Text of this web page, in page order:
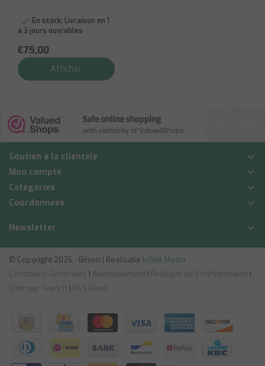
En stock: Livraison en 1
à 3 jours ouvrables
€75,00
Afficher
Soutien à la clientèle
Mon compte
Catégories
Coordonnées
Newsletter
© Copyright 2026 - Bilsen | Realisatie InStijl Media
Conditions Générales | Avertissement | Politique de Confidentialité |
Sitemap: French | RSS Feed